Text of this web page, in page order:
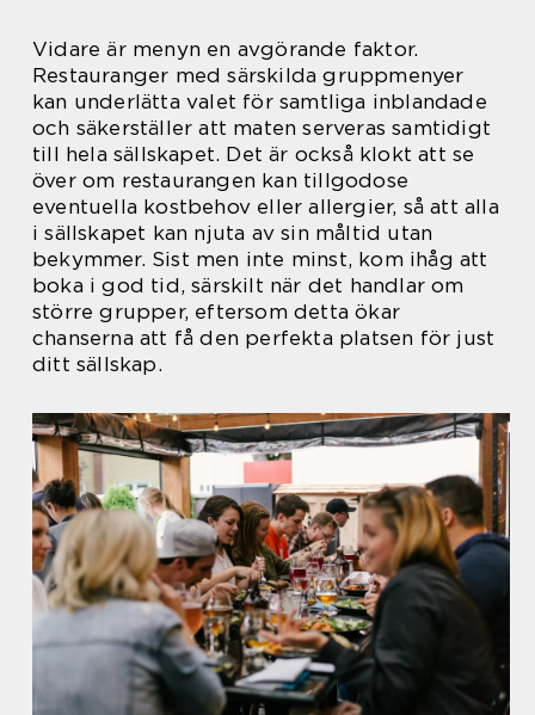
Vidare är menyn en avgörande faktor.
Restauranger med särskilda gruppmenyer
kan underlätta valet för samtliga inblandade
och säkerställer att maten serveras samtidigt
till hela sällskapet. Det är också klokt att se
över om restaurangen kan tillgodose
eventuella kostbehov eller allergier, så att alla
i sällskapet kan njuta av sin måltid utan
bekymmer. Sist men inte minst, kom ihåg att
boka i god tid, särskilt när det handlar om
större grupper, eftersom detta ökar
chanserna att få den perfekta platsen för just
ditt sällskap.